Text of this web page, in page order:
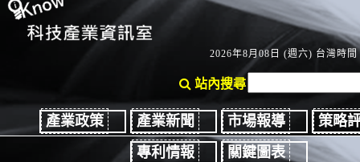
2026年8月08日 (週六) 台灣時間
站內搜尋
產業政策 產業新聞 市場報導
策略
專利情報
關鍵圖表